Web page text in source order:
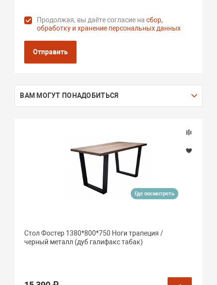
Продолжая, вы даёте согласие насбор,
обработку и хранение персональных данных
Отправить
ВАМ МОГУТ ПОНАДОБИТЬСЯ
Где посмотреть
Стол Фостер 1380*800*750 Ноги трапеция /
черный металл (дуб галифакс табак)